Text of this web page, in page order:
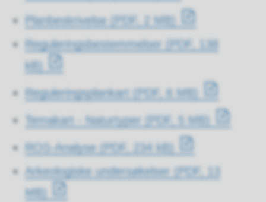
Planbeskrivelse (PDF, 2 MB)
Reguleringsbestemmelser
(PDF, 138
kB)
Reguleringsplankart (PDF, 6 MB)
Temakart - Naturtyper (PDF, 5 MB)
ROS-Analyse (PDF, 234 kB)
Arkeologiske undersøkelser
(PDF, 13
MB)